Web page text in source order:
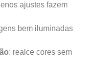
ajustes fazem
bem iluminadas
: realce cores sem